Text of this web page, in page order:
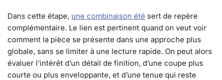
Dans cette étape, une combinaison été sert de repère
complémentaire. Le lien est pertinent quand on veut voir
comment la pièce se présente dans une approche plus
globale, sans se limiter à une lecture rapide. On peut alors
évaluer l’intérêt d’un détail de finition, d’une coupe plus
courte ou plus enveloppante, et d’une tenue qui reste